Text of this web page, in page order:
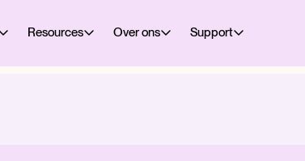
Resources Over ons Support